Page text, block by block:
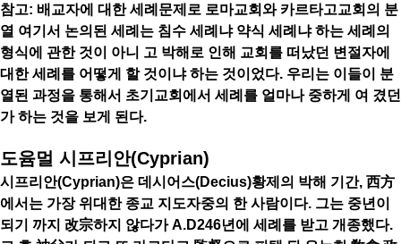
참고: 배교자에 대한 세례문제로 로마교회와 카르타고교회의 분
열 여기서 논의된 세례는 침수 세례냐 약식 세례냐 하는 세례의
형식에 관한 것이 아니 고 박해로 인해 교회를 떠났던 변절자에
대한 세례를 어떻게 할 것이냐 하는 것이었다. 우리는 이들이 분
열된 과정을 통해서 초기교회에서 세례를 얼마나 중하게 여 겼던
가 하는 것을 보게 된다.
도윰멀 시프리안(Cyprian)
시프리안(Cyprian)은 데시어스(Decius)황제의 박해 기간, 西方
에서는 가장 위대한 종교 지도자중의 한 사람이다. 그는 중년이
되기 까지 改宗하지 않다가 A.D246년에 세례를 받고 개종했다.